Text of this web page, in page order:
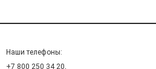
Наши телефоны:
+7 800 250 34 20,